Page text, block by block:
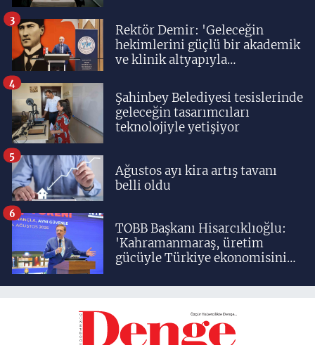
Rektör Demir: 'Geleceğin
hekimlerini güçlü bir akademik
ve klinik altyapıyla
3
Şahinbey Belediyesi tesislerinde
geleceğin tasarımcıları
teknolojiyle yetişiyor
4
Ağustos ayı kira artış tavanı
belli oldu
5
TOBB Başkanı Hisarcıklıoğlu:
'Kahramanmaraş, üretim
gücüyle Türkiye ekonomisinin
birisidir'
6